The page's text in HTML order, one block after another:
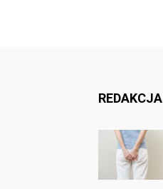
REDAKCJA